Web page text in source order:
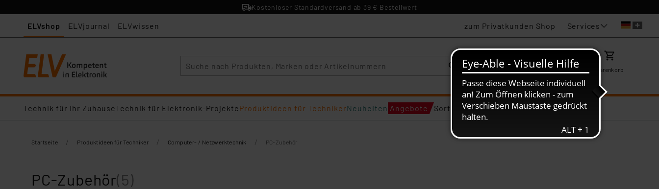
Kostenloser Standardversand ab 39 € Bestellwert
ELVshop ELVjournal ELVwissen zum Privatkunden Shop Services
KarriereMein ELV Merkzettel Warenkorb
Technik für Ihr ZuhauseTechnik für Elektronik-ProjekteProduktideen für TechnikerNeuheiten Angebote Sortiments-Deals
Startseite / Produktideen für Techniker / Computer- / Netzwerktechnik / PC-Zubehör
PC-Zubehör(5)